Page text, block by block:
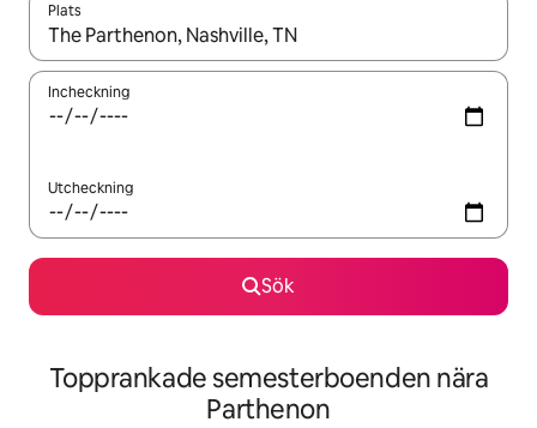
Plats
När resultaten är tillgängliga kan du navigera med upp- och
Incheckning
Utcheckning
Sök
Topprankade semesterboenden nära
Parthenon